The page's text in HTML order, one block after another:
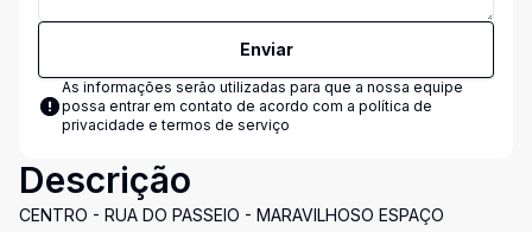
Enviar
As informações serão utilizadas para que a nossa equipe
possa entrar em contato de acordo com a política de
privacidade e termos de serviço
Descrição
CENTRO - RUA DO PASSEIO - MARAVILHOSO ESPAÇO